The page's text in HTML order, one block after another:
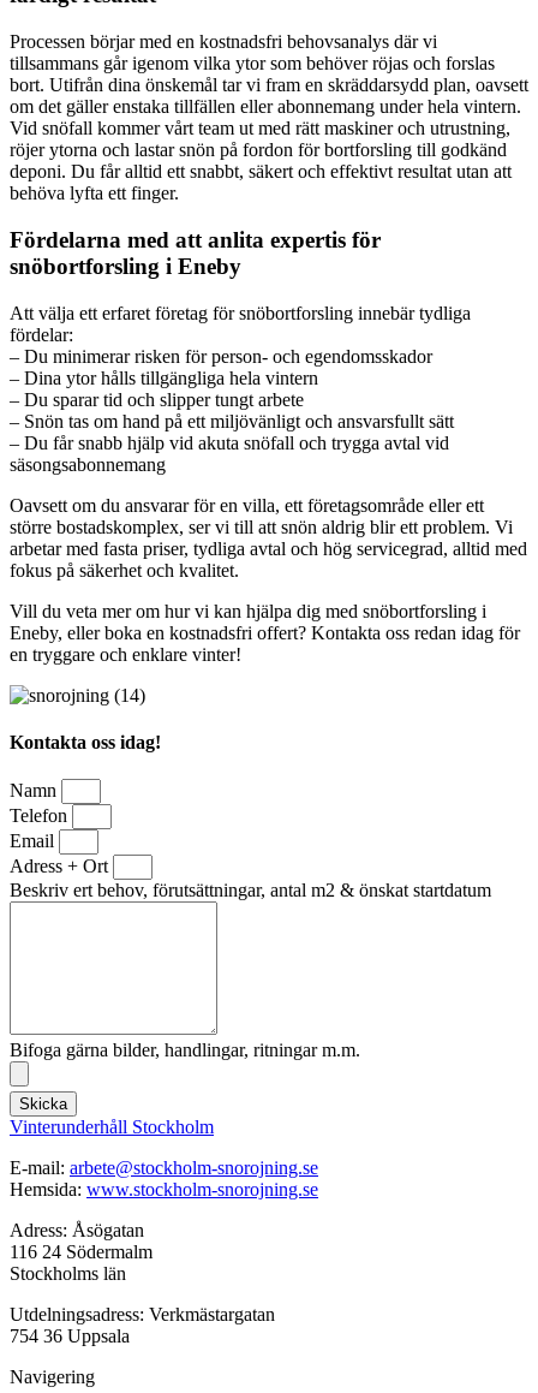
Processen börjar med en kostnadsfri behovsanalys där vi
tillsammans går igenom vilka ytor som behöver röjas och forslas
bort. Utifrån dina önskemål tar vi fram en skräddarsydd plan, oavsett
om det gäller enstaka tillfällen eller abonnemang under hela vintern.
Vid snöfall kommer vårt team ut med rätt maskiner och utrustning,
röjer ytorna och lastar snön på fordon för bortforsling till godkänd
deponi. Du får alltid ett snabbt, säkert och effektivt resultat utan att
behöva lyfta ett finger.
Fördelarna med att anlita expertis för
snöbortforsling i Eneby
Att välja ett erfaret företag för snöbortforsling innebär tydliga
fördelar:
– Du minimerar risken för person- och egendomsskador
– Dina ytor hålls tillgängliga hela vintern
– Du sparar tid och slipper tungt arbete
– Snön tas om hand på ett miljövänligt och ansvarsfullt sätt
– Du får snabb hjälp vid akuta snöfall och trygga avtal vid
säsongsabonnemang
Oavsett om du ansvarar för en villa, ett företagsområde eller ett
större bostadskomplex, ser vi till att snön aldrig blir ett problem. Vi
arbetar med fasta priser, tydliga avtal och hög servicegrad, alltid med
fokus på säkerhet och kvalitet.
Vill du veta mer om hur vi kan hjälpa dig med snöbortforsling i
Eneby, eller boka en kostnadsfri offert? Kontakta oss redan idag för
en tryggare och enklare vinter!
Kontakta oss idag!
Namn
Telefon
Email
Adress + Ort
Beskriv ert behov, förutsättningar, antal m2 & önskat startdatum
Bifoga gärna bilder, handlingar, ritningar m.m.
Skicka
Vinterunderhåll Stockholm
E-mail: arbete@stockholm-snorojning.se
Hemsida: www.stockholm-snorojning.se
Adress: Åsögatan
116 24 Södermalm
Stockholms län
Utdelningsadress: Verkmästargatan
754 36 Uppsala
Navigering